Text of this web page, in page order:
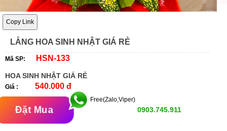
Copy Link
LẴNG HOA SINH NHẬT GIÁ RẺ
Mã SP: HSN-133
HOA SINH NHẬT GIÁ RẺ
Giá : 540.000 đ
Đặt Mua
Free(Zalo,Viper)
0903.745.911